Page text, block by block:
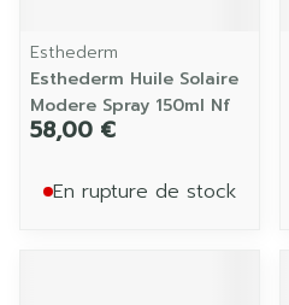
Esthederm
Esthederm Huile Solaire
Modere Spray 150ml Nf
58,00 €
En rupture de stock